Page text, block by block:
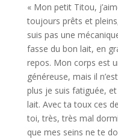
« Mon petit Titou,
toujours prêts et
suis pas une
fasse du bon lait, en
repos. Mon corps est
généreuse, mais il
plus je suis fatiguée,
lait. Avec ta toux ces
toi, très, très mal
que mes seins ne te